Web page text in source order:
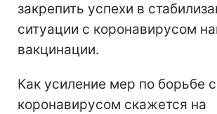
закрепить успехи в
ситуации с коронавирусом
вакцинации.
Как усиление мер по борьбе с
коронавирусом скажется на